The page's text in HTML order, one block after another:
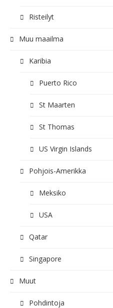
Risteilyt
Muu maailma
Karibia
Puerto Rico
St Maarten
St Thomas
US Virgin Islands
Pohjois-Amerikka
Meksiko
USA
Qatar
Singapore
Muut
Pohdintoja